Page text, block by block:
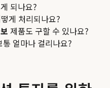
되나요?
게 처리되나요?
제품도 구할 수 있나요?
얼마나 걸리나요?